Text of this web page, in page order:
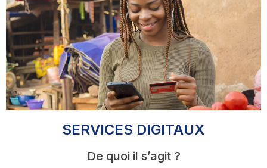
SERVICES DIGITAUX
De quoi il s’agit ?